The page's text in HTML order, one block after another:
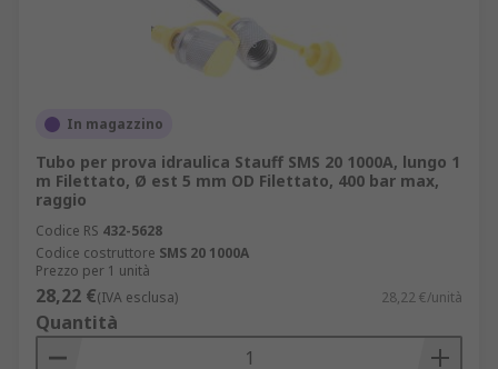
In magazzino
Tubo per prova idraulica Stauff SMS 20 1000A, lungo 1
m Filettato, Ø est 5 mm OD Filettato, 400 bar max,
raggio
Codice RS 432-5628
Codice costruttore SMS 20 1000A
Prezzo per 1 unità
28,22 €(IVA esclusa) 28,22 €/unità
Quantità